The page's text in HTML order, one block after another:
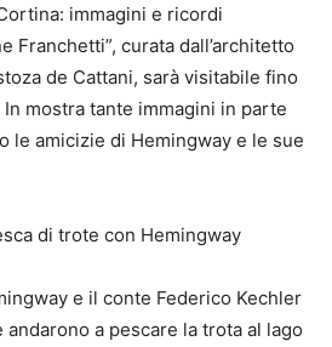
immagini e ricordi
Franchetti”, curata dall’architetto
de Cattani, sarà visitabile fino
mostra tante immagini in parte
le amicizie di Hemingway e le sue
di trote con Hemingway
e il conte Federico Kechler
a pescare la trota al lago